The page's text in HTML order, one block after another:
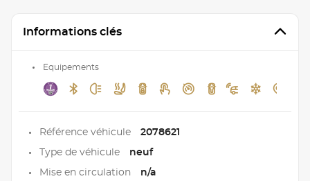
Informations clés
Equipements
Référence véhicule 2078621
Type de véhicule neuf
Mise en circulation n/a